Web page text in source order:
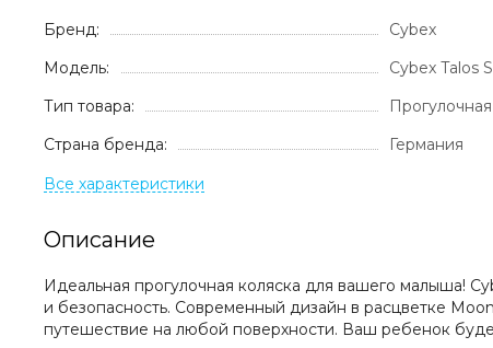
Бренд:
Cybex
Модель:
Cybex Talos
Тип товара:
Страна бренда:
Германия
Описание
Идеальная прогулочная коляска для вашего малыша!
и безопасность. Современный дизайн в расцветке
путешествие на любой поверхности. Ваш ребенок